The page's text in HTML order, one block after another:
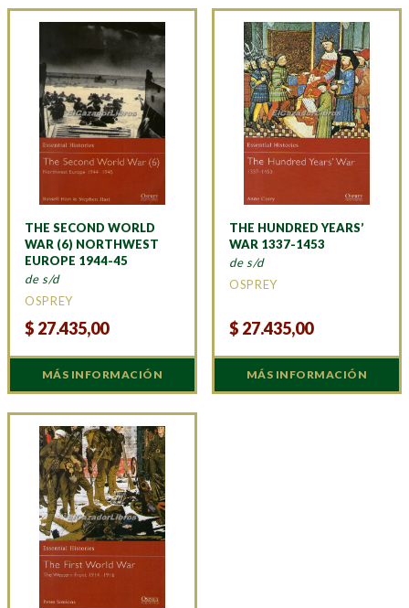
THE SECOND WORLD
WAR (6) NORTHWEST
EUROPE 1944-45
de s/d
OSPREY
$ 27.435,00
MÁS INFORMACIÓN
THE HUNDRED YEARS’
WAR 1337-1453
de s/d
OSPREY
$ 27.435,00
MÁS INFORMACIÓN